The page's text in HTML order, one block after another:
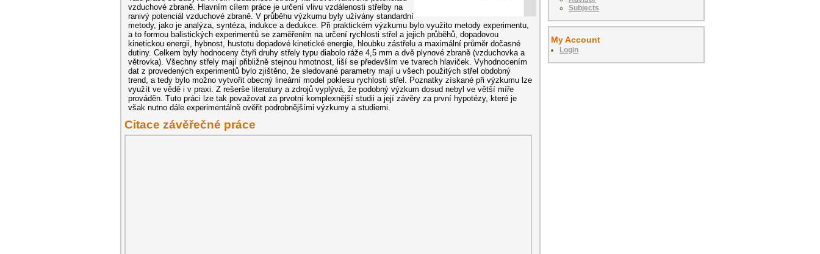
vzduchové zbraně. Hlavním cílem práce je určení vlivu vzdálenosti střelby na
ranivý potenciál vzduchové zbraně. V průběhu výzkumu byly užívány standardní
metody, jako je analýza, syntéza, indukce a dedukce. Při praktickém výzkumu bylo využito metody experimentu,
a to formou balistických experimentů se zaměřením na určení rychlosti střel a jejich průběhů, dopadovou
kinetickou energii, hybnost, hustotu dopadové kinetické energie, hloubku zástřelu a maximální průměr dočasné
dutiny. Celkem byly hodnoceny čtyři druhy střely typu diabolo ráže 4,5 mm a dvě plynové zbraně (vzduchovka a
větrovka). Všechny střely mají přibližně stejnou hmotnost, liší se především ve tvarech hlaviček. Vyhodnocením
dat z provedených experimentů bylo zjištěno, že sledované parametry mají u všech použitých střel obdobný
trend, a tedy bylo možno vytvořit obecný lineární model poklesu rychlosti střel. Poznatky získané při výzkumu lze
využít ve vědě i v praxi. Z rešerše literatury a zdrojů vyplývá, že podobný výzkum dosud nebyl ve větší míře
prováděn. Tuto práci lze tak považovat za prvotní komplexnější studii a její závěry za první hypotézy, které je
však nutno dále experimentálně ověřit podrobnějšími výzkumy a studiemi.
Citace závěřečné práce
Subjects
My Account
Login